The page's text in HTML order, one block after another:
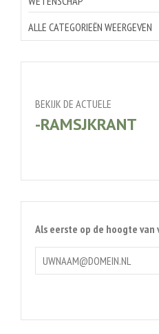
ALLE CATEGORIEËN WEERGEVEN
BEKIJK DE ACTUELE
-RAMSJKRANT
Als eerste op de hoogte van